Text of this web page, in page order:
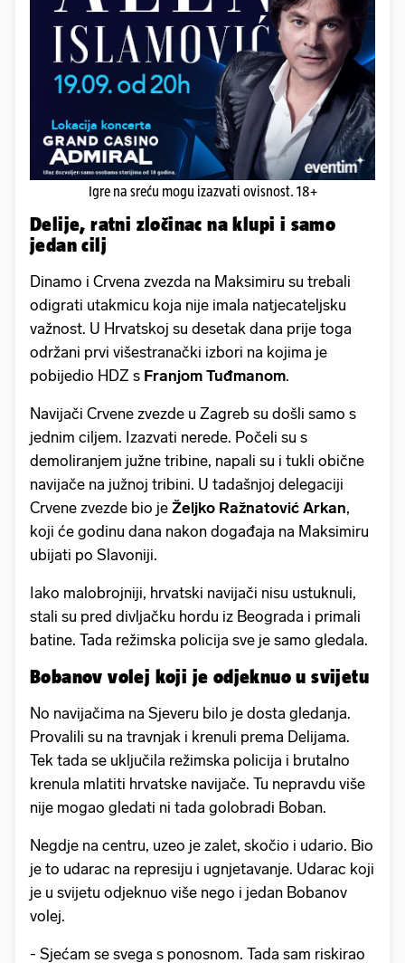
Igre na sreću mogu izazvati ovisnost. 18+
Delije, ratni zločinac na klupi i samo
jedan cilj
Dinamo i Crvena zvezda na Maksimiru su trebali
odigrati utakmicu koja nije imala natjecateljsku
važnost. U Hrvatskoj su desetak dana prije toga
održani prvi višestranački izbori na kojima je
pobijedio HDZ s Franjom Tuđmanom.
Navijači Crvene zvezde u Zagreb su došli samo s
jednim ciljem. Izazvati nerede. Počeli su s
demoliranjem južne tribine, napali su i tukli obične
navijače na južnoj tribini. U tadašnjoj delegaciji
Crvene zvezde bio je Željko Ražnatović Arkan,
koji će godinu dana nakon događaja na Maksimiru
ubijati po Slavoniji.
Iako malobrojniji, hrvatski navijači nisu ustuknuli,
stali su pred divljačku hordu iz Beograda i primali
batine. Tada režimska policija sve je samo gledala.
Bobanov volej koji je odjeknuo u svijetu
No navijačima na Sjeveru bilo je dosta gledanja.
Provalili su na travnjak i krenuli prema Delijama.
Tek tada se uključila režimska policija i brutalno
krenula mlatiti hrvatske navijače. Tu nepravdu više
nije mogao gledati ni tada golobradi Boban.
Negdje na centru, uzeo je zalet, skočio i udario. Bio
je to udarac na represiju i ugnjetavanje. Udarac koji
je u svijetu odjeknuo više nego i jedan Bobanov
volej.
- Sjećam se svega s ponosnom. Tada sam riskirao